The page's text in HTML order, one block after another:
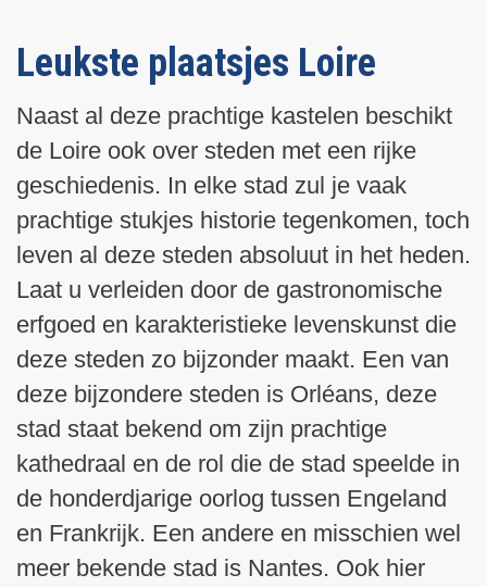
Leukste plaatsjes Loire
Naast al deze prachtige kastelen beschikt
de Loire ook over steden met een rijke
geschiedenis. In elke stad zul je vaak
prachtige stukjes historie tegenkomen, toch
leven al deze steden absoluut in het heden.
Laat u verleiden door de gastronomische
erfgoed en karakteristieke levenskunst die
deze steden zo bijzonder maakt. Een van
deze bijzondere steden is Orléans, deze
stad staat bekend om zijn prachtige
kathedraal en de rol die de stad speelde in
de honderdjarige oorlog tussen Engeland
en Frankrijk. Een andere en misschien wel
meer bekende stad is Nantes. Ook hier